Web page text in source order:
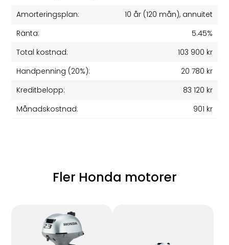
Amorteringsplan: 10 år(120 mån), annuitet
Ränta:
5.45%
Total kostnad:
103 900 kr
Handpenning (20%):
20 780 kr
Kreditbelopp:
83 120 kr
Månadskostnad:
901 kr
Fler Honda motorer